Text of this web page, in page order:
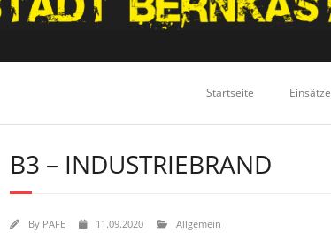
Startseite Einsätze
B3 – INDUSTRIEBRAND
By PAFE 11.09.2020 Allgemein